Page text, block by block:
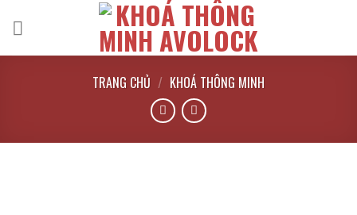
qua
TRANG CHỦ / KHOÁ THÔNG MINH